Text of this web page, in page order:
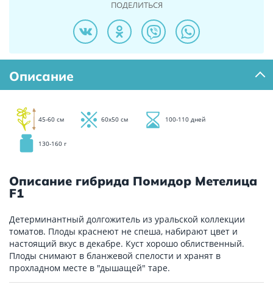
ПОДЕЛИТЬСЯ
Описание
45-60 см 60х50 см 100-110 дней
130-160 г
Описание гибрида Помидор Метелица
F1
Детерминантный долгожитель из уральской коллекции
томатов. Плоды краснеют не спеша, набирают цвет и
настоящий вкус в декабре. Куст хорошо облиственный.
Плоды снимают в бланжевой спелости и хранят в
прохладном месте в "дышащей" таре.